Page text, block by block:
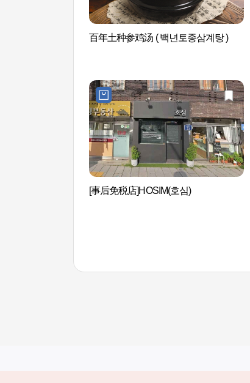
百年土种参鸡汤 ( 백년토종삼계탕 )
[事后免税店]HOSIM(호심)